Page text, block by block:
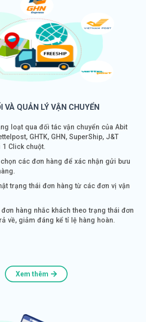
VÀ QUẢN LÝ VẬN CHUYỂN
loạt qua đối tác vận chuyển của Abit
GHTK, GHN, SuperShip, J&T
Click chuột.
các đơn hàng để xác nhận gửi bưu
trạng thái đơn hàng từ các đơn vị vận
đơn hàng nhắc khách theo trạng thái đơn
về, giảm đáng kể tỉ lệ hàng hoàn.
Xem thêm